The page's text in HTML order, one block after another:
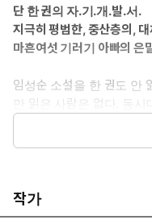
단 한 권의 자.기.개.발.서.
지극히 평범한, 중산층의,
마흔여섯 기러기 아빠의 은
임성순 소설을 한 권도 안
만 읽은 사람은 없다. 동시
흡입력 강한 문장으로 강
의 다섯 번째 장편소설 『
걸린 중년 남성의 때늦은
쳐지는 리얼하고 디테일
작가